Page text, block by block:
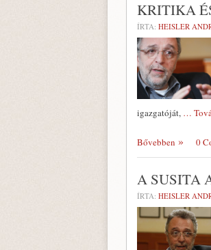
KRITIKA
ÍRTA: HEISLER
igazgatóját, …
Bővebben 0
A SUSITA
ÍRTA: HEISLER